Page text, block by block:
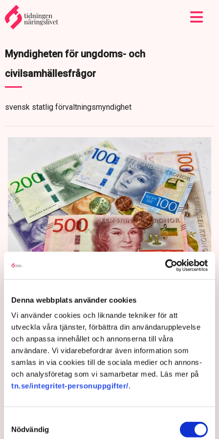
Denna webbplats använder cookies
Vi använder cookies och liknande tekniker för att
utveckla våra tjänster, förbättra din användarupplevelse
och anpassa innehållet och annonserna till våra
användare. Vi vidarebefordrar även information som
samlas in via cookies till de sociala medier och annons-
och analysföretag som vi samarbetar med. Läs mer på
tn.se/integritet-personuppgifter/.
Nödvändig
Myndigheten för ungdoms- och
civilsamhällesfrågor
svensk statlig förvaltningsmyndighet
Riksrevisionen: Kontrollen av
bidrag måste stärkas
Kontrollen över bidragen till civilsamhällets
organisationer är svag och risken för fusk och
missbruk är stor. Nu riskerar förtroendet att
undergrävas. Det konstaterar Riksrevisionen i en
granskning.
3 years ago | Av: Redaktionen